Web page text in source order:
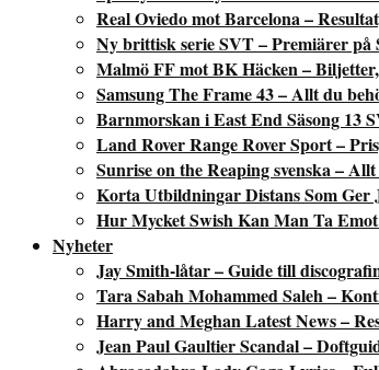
Real Oviedo mot Barcelona –
Ny brittisk serie SVT – Premiärer på
Malmö FF mot BK Häcken –
Samsung The Frame 43 – Allt du
Barnmorskan i East End Säsong 13
Land Rover Range Rover Sport –
Sunrise on the Reaping svenska –
Korta Utbildningar Distans Som
Hur Mycket Swish Kan Man Ta
Nyheter
Jay Smith-låtar – Guide till
Tara Sabah Mohammed Saleh –
Harry and Meghan Latest News –
Jean Paul Gaultier Scandal –